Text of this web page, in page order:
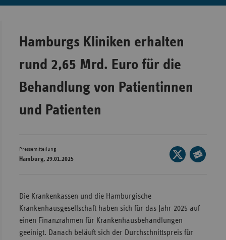
Hamburgs Kliniken erhalten
rund 2,65 Mrd. Euro für die
Behandlung von Patientinnen
und Patienten
Pressemitteilung
Hamburg, 29.01.2025
Seite
auf
Mail
Die Krankenkassen und die Hamburgische
Krankenhausgesellschaft haben sich für das Jahr 2025 auf
einen Finanzrahmen für Krankenhausbehandlungen
geeinigt. Danach beläuft sich der Durchschnittspreis für